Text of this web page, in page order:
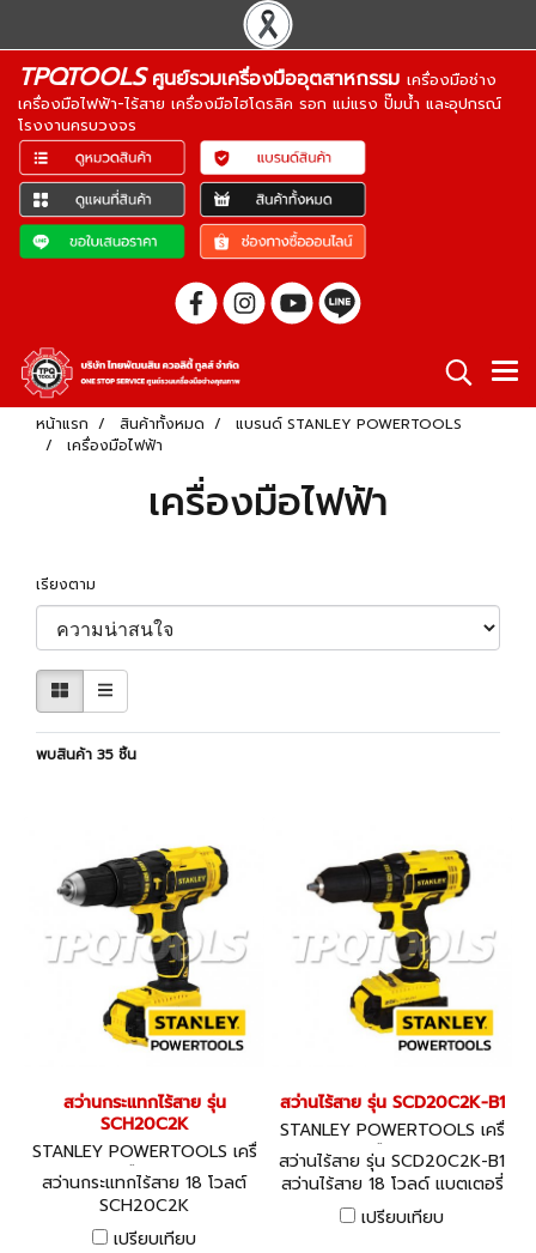
TPQTOOLSศูนย์รวมเครื่องมืออุตสาหกรรม เครื่องมือช่าง
เครื่องมือไฟฟ้า-ไร้สาย เครื่องมือไฮโดรลิค รอก แม่แรง ปั๊มน้ำ และอุปกรณ์
โรงงานครบวงจร
หน้าแรก สินค้าทั้งหมด
แบรนด์ STANLEY POWERTOOLS
เครื่องมือไฟฟ้า
เครื่องมือไฟฟ้า
เรียงตาม
พบสินค้า 35 ชิ้น
สว่านกระแทกไร้สาย รุ่น
SCH20C2K
STANLEY POWERTOOLS เครื่
องมือไฟฟ้า
สว่านกระแทกไร้สาย 18 โวลต์
SCH20C2K
เปรียบเทียบ
สว่านไร้สาย รุ่น SCD20C2K-B1
STANLEY POWERTOOLS เครื่
องมือไฟฟ้า
สว่านไร้สาย รุ่น SCD20C2K-B1
สว่านไร้สาย 18 โวลด์ แบตเตอรี่
1.3Ah
เปรียบเทียบ